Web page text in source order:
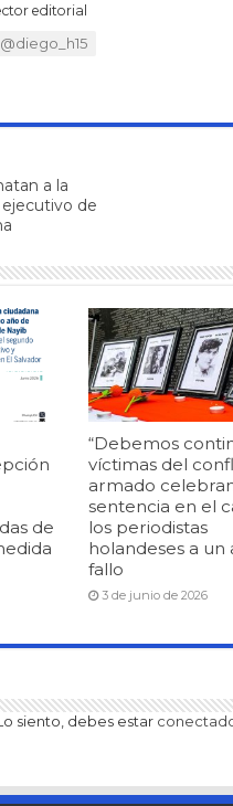
editorial
@diego_h15
a la
de
de
“Debemos
víctimas del
armado
sentencia en el
los periodistas
holandeses a un
fallo
3 de junio de 2026
siento, debes estar